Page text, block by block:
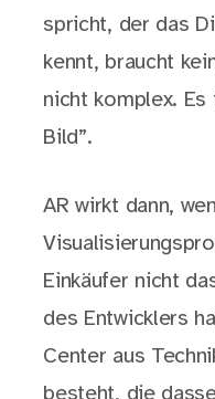
spricht, der das
kennt, braucht
nicht komplex. Es
Bild”.
AR wirkt dann,
Einkäufer nicht
des Entwicklers
Center aus
besteht, die